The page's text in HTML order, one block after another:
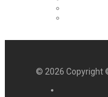
© 2026 Copyright